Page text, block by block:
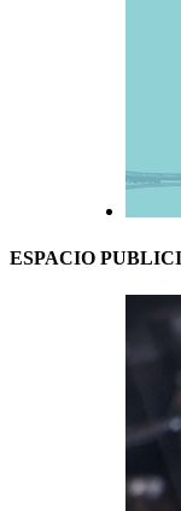
ESPACIO